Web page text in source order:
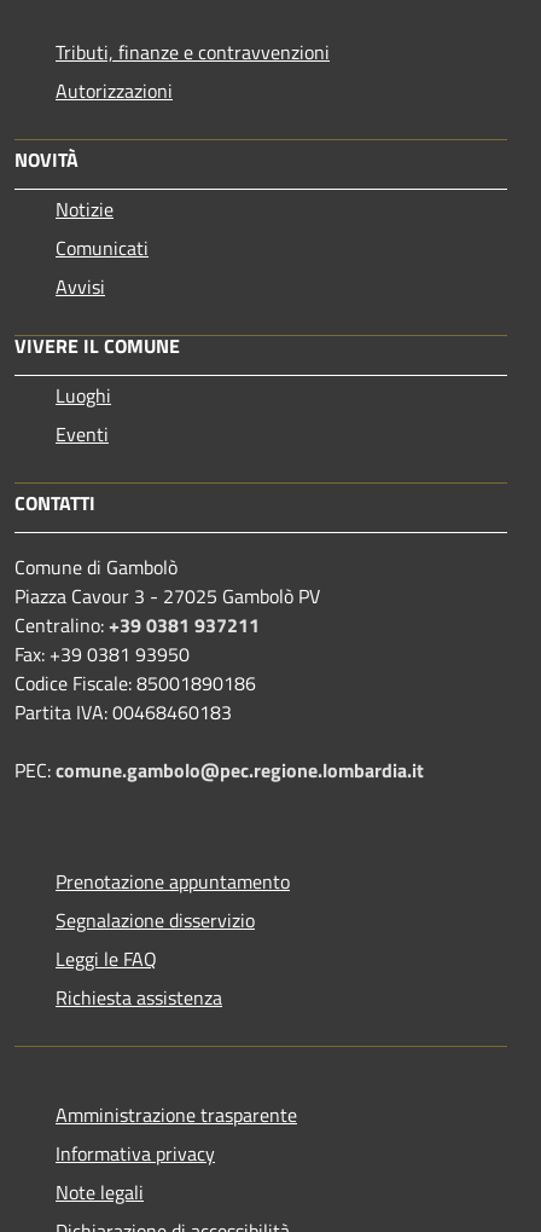
Tributi, finanze e contravvenzioni
Autorizzazioni
NOVITÀ
Notizie
Comunicati
Avvisi
VIVERE IL COMUNE
Luoghi
Eventi
CONTATTI
Comune di Gambolò
Piazza Cavour 3 - 27025 Gambolò PV
Centralino:+39 0381 937211
Fax: +39 0381 93950
Codice Fiscale: 85001890186
Partita IVA: 00468460183
PEC:comune.gambolo@pec.regione.lombardia.it
Prenotazione appuntamento
Segnalazione disservizio
Leggi le FAQ
Richiesta assistenza
Amministrazione trasparente
Informativa privacy
Note legali